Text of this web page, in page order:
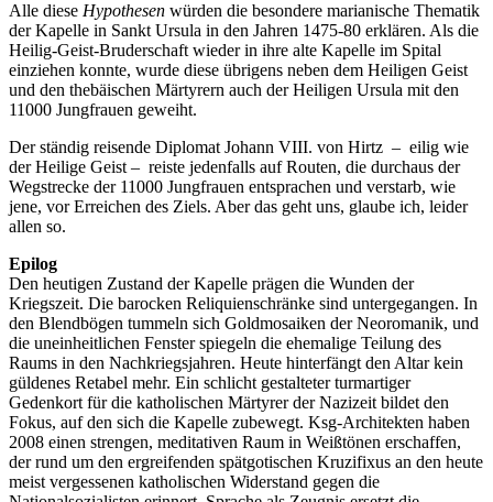
Alle diese Hypothesen würden die besondere marianische Thematik
der Kapelle in Sankt Ursula in den Jahren 1475-80 erklären. Als die
Heilig-Geist-Bruderschaft wieder in ihre alte Kapelle im Spital
einziehen konnte, wurde diese übrigens neben dem Heiligen Geist
und den thebäischen Märtyrern auch der Heiligen Ursula mit den
11000 Jungfrauen geweiht.
Der ständig reisende Diplomat Johann VIII. von Hirtz – eilig wie
der Heilige Geist – reiste jedenfalls auf Routen, die durchaus der
Wegstrecke der 11000 Jungfrauen entsprachen und verstarb, wie
jene, vor Erreichen des Ziels. Aber das geht uns, glaube ich, leider
allen so.
Epilog
Den heutigen Zustand der Kapelle prägen die Wunden der
Kriegszeit. Die barocken Reliquienschränke sind untergegangen. In
den Blendbögen tummeln sich Goldmosaiken der Neoromanik, und
die uneinheitlichen Fenster spiegeln die ehemalige Teilung des
Raums in den Nachkriegsjahren. Heute hinterfängt den Altar kein
güldenes Retabel mehr. Ein schlicht gestalteter turmartiger
Gedenkort für die katholischen Märtyrer der Nazizeit bildet den
Fokus, auf den sich die Kapelle zubewegt. Ksg-Architekten haben
2008 einen strengen, meditativen Raum in Weißtönen erschaffen,
der rund um den ergreifenden spätgotischen Kruzifixus an den heute
meist vergessenen katholischen Widerstand gegen die